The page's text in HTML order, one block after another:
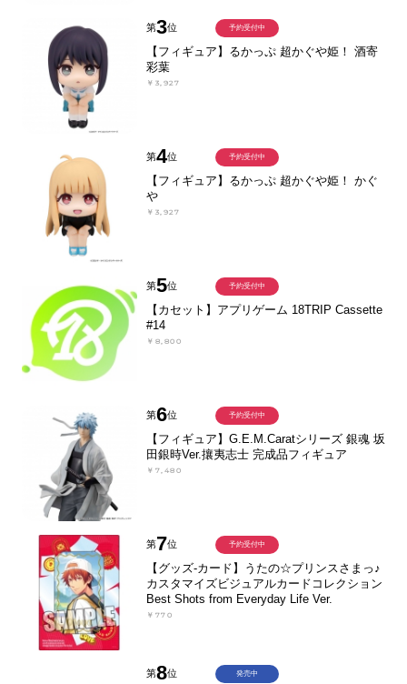
第3位
【フィギュア】るかっぷ 超かぐや姫！ 酒寄
彩葉
￥3,927
予約受付中
第4位
【フィギュア】るかっぷ 超かぐや姫！ かぐ
や
￥3,927
予約受付中
第5位
【カセット】アプリゲーム 18TRIP Cassette
#14
￥8,800
予約受付中
第6位
【フィギュア】G.E.M.Caratシリーズ 銀魂 坂
田銀時Ver.攘夷志士 完成品フィギュア
￥7,480
予約受付中
第7位
【グッズ-カード】うたの☆プリンスさまっ♪
カスタマイズビジュアルカードコレクション
Best Shots from Everyday Life Ver.
￥770
予約受付中
第8位 発売中